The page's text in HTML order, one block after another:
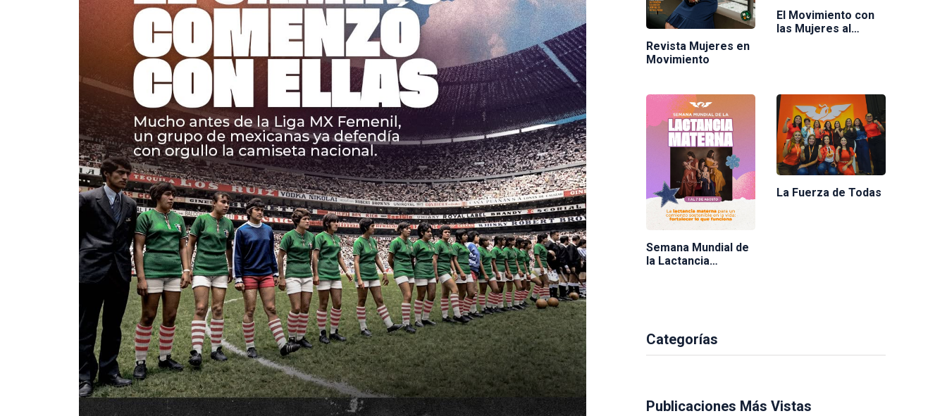
Revista Mujeres en
Movimiento
El Movimiento con
las Mujeres al
Semana Mundial de
la Lactancia
La Fuerza de Todas
Categorías
Publicaciones Más Vistas